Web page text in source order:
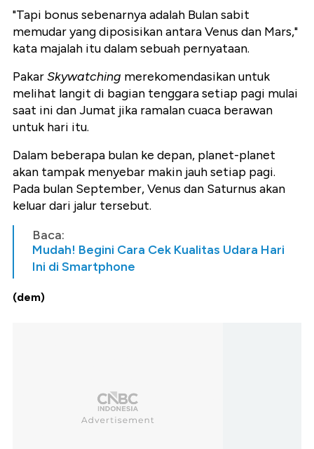
"Tapi bonus sebenarnya adalah Bulan sabit
memudar yang diposisikan antara Venus dan Mars,"
kata majalah itu dalam sebuah pernyataan.
PakarSkywatching merekomendasikan untuk
melihat langit di bagian tenggara setiap pagi mulai
saat ini dan Jumat jika ramalan cuaca berawan
untuk hari itu.
Dalam beberapa bulan ke depan, planet-planet
akan tampak menyebar makin jauh setiap pagi.
Pada bulan September, Venus dan Saturnus akan
keluar dari jalur tersebut.
Baca:
Mudah! Begini Cara Cek Kualitas Udara Hari
Ini di Smartphone
(dem)